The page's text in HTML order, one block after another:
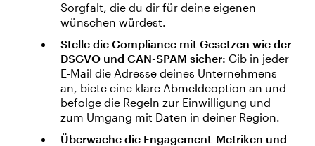
Sorgfalt, die du dir für deine eigenen
wünschen würdest.
Stelle die Compliance mit Gesetzen wie der
DSGVO und CAN-SPAM sicher: Gib in jeder
E-Mail die Adresse deines Unternehmens
an, biete eine klare Abmeldeoption an und
befolge die Regeln zur Einwilligung und
zum Umgang mit Daten in deiner Region.
Überwache die Engagement-Metriken und